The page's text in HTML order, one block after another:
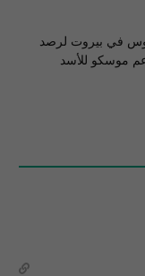
في بيروت لرصد
موسكو للأسد